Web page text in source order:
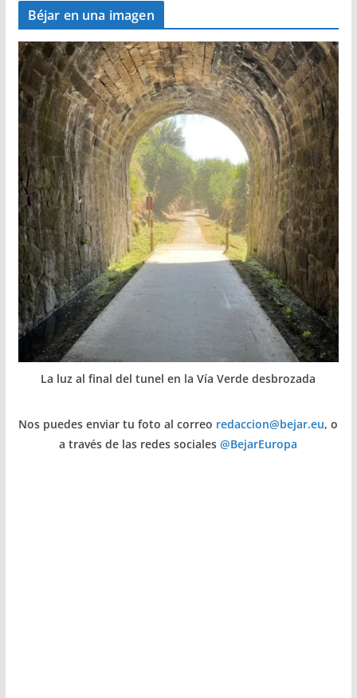
Béjar en una imagen
La luz al final del tunel en la Vía Verde desbrozada
Nos puedes enviar tu foto al correo redaccion@bejar.eu, o
a través de las redes sociales@BejarEuropa